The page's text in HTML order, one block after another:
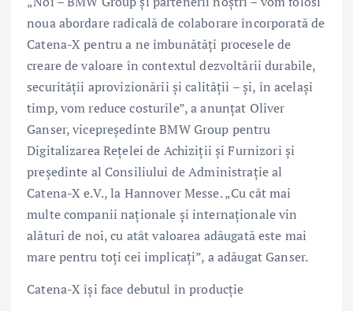
noua abordare radicală de colaborare încorporată de
Catena-X pentru a ne îmbunătăţi procesele de
creare de valoare în contextul dezvoltării durabile,
securităţii aprovizionării şi calităţii – şi, în acelaşi
timp, vom reduce costurile”, a anunţat Oliver
Ganser, vicepreşedinte BMW Group pentru
Digitalizarea Reţelei de Achiziţii şi Furnizori şi
preşedinte al Consiliului de Administraţie al
Catena-X e.V., la Hannover Messe. „Cu cât mai
multe companii naţionale şi internaţionale vin
alături de noi, cu atât valoarea adăugată este mai
mare pentru toţi cei implicaţi”, a adăugat Ganser.
Catena-X îşi face debutul în producţie